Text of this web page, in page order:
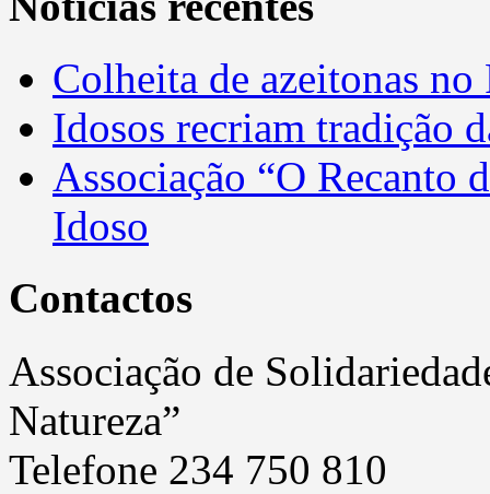
Colheita de azeitonas no
Idosos recriam tradição
Associação “O Recanto
Idoso
Contactos
Associação de
Natureza”
Telefone 234 750 810